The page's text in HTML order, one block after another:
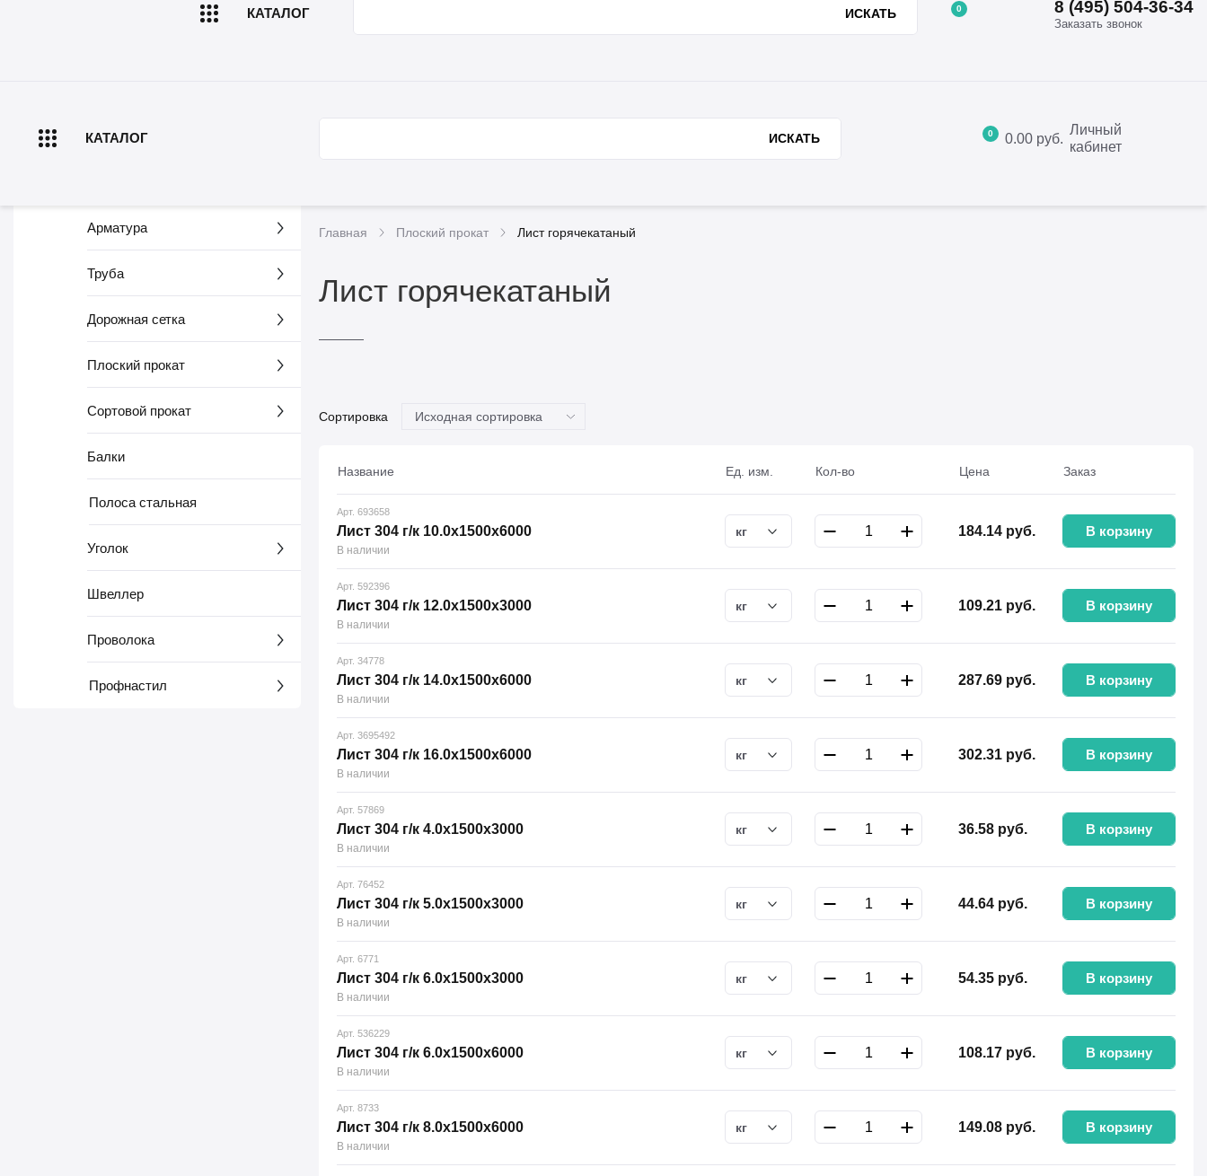
О компании Полезное Доставка и оплата Металлоконструкции Отзывы 8 (495) 504-36-34
КАТАЛОГ ИСКАТЬ
Личный
кабинет
0 0.00 руб.
КАТАЛОГ ИСКАТЬ 0 8 (495) 504-36-34
Заказать звонок
Арматура
Труба
Дорожная сетка
Плоский прокат
Сортовой прокат
Балки
Полоса стальная
Уголок
Швеллер
Проволока
Профнастил
Главная Плоский прокат Лист горячекатаный
Лист горячекатаный
Сортировка
Название Ед. изм. Кол-во Цена Заказ
Арт. 693658
Лист 304 г/к 10.0х1500х6000
В наличии
кг 184.14 руб. В корзину
Арт. 592396
Лист 304 г/к 12.0х1500х3000
В наличии
кг 109.21 руб. В корзину
Арт. 34778
Лист 304 г/к 14.0х1500х6000
В наличии
кг 287.69 руб. В корзину
Арт. 3695492
Лист 304 г/к 16.0х1500х6000
В наличии
кг 302.31 руб. В корзину
Арт. 57869
Лист 304 г/к 4.0х1500х3000
В наличии
кг 36.58 руб. В корзину
Арт. 76452
Лист 304 г/к 5.0х1500х3000
В наличии
кг 44.64 руб. В корзину
Арт. 6771
Лист 304 г/к 6.0х1500х3000
В наличии
кг 54.35 руб. В корзину
Арт. 536229
Лист 304 г/к 6.0х1500х6000
В наличии
кг 108.17 руб. В корзину
Арт. 8733
Лист 304 г/к 8.0х1500х6000
В наличии
кг 149.08 руб. В корзину